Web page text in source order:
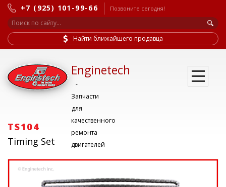
+7 (925) 101-99-66 Позвоните сегодня!
Найти ближайшего продавца
Enginetech
-
Запчасти
для
качественного
ремонта
двигателей
TS104
Timing Set